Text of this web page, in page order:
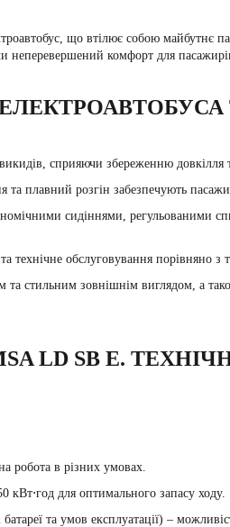
що втілює собою майбутнє
неперевершений комфорт для
сприяючи збереженню довкілля
та плавний розгін забезпечують
сидіннями, регульованими
технічне обслуговування порівняно
та стильним зовнішнім виглядом, а
LD SB E.
робота в різних умовах.
кВт⋅год для оптимального запасу ходу.
та умов експлуатації) –